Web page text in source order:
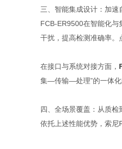
三、智能集成设计：加速
FCB-ER9500在智能化
干扰，提高检测准确率。
在接口与系统对接方面，
集—传输—处理”的一体化
四、全场景覆盖：从质检
依托上述性能优势，索尼